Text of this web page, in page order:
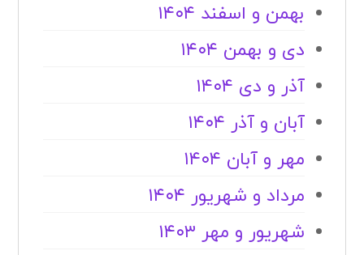
بهمن و اسفند ۱۴۰۴
دی و بهمن ۱۴۰۴
آذر و دی ۱۴۰۴
آبان و آذر ۱۴۰۴
مهر و آبان ۱۴۰۴
مرداد و شهریور ۱۴۰۴
شهریور و مهر ۱۴۰۳